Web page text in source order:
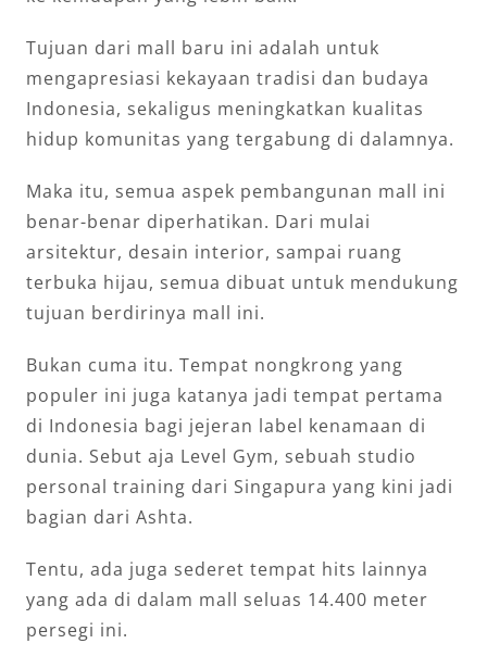
Tujuan dari mall baru ini adalah untuk
mengapresiasi kekayaan tradisi dan budaya
Indonesia, sekaligus meningkatkan kualitas
hidup komunitas yang tergabung di dalamnya.
Maka itu, semua aspek pembangunan mall ini
benar-benar diperhatikan. Dari mulai
arsitektur, desain interior, sampai ruang
terbuka hijau, semua dibuat untuk mendukung
tujuan berdirinya mall ini.
Bukan cuma itu. Tempat nongkrong yang
populer ini juga katanya jadi tempat pertama
di Indonesia bagi jejeran label kenamaan di
dunia. Sebut aja Level Gym, sebuah studio
personal training dari Singapura yang kini jadi
bagian dari Ashta.
Tentu, ada juga sederet tempat hits lainnya
yang ada di dalam mall seluas 14.400 meter
persegi ini.